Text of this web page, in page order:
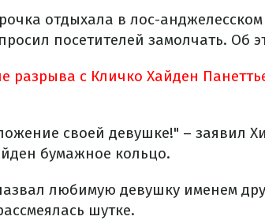
отдыхала в лос-
посетителей замолчать. Об
разрыва с Кличко Хайден
своей девушке!" – заявил
бумажное кольцо.
любимую девушку именем
шутке.